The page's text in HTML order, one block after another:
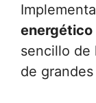
energético
sencillo de
de